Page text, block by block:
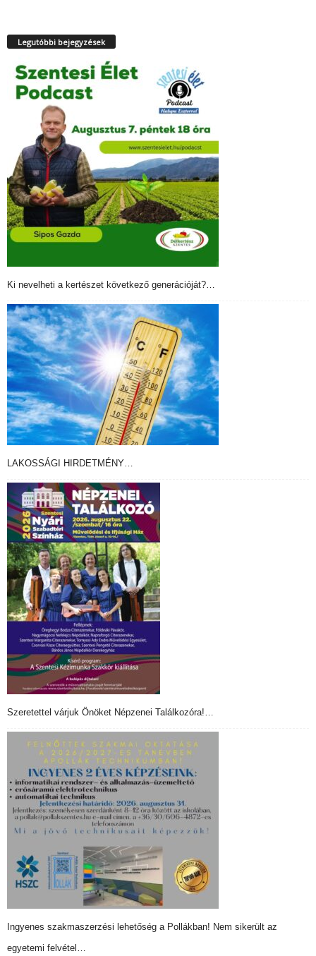
Legutóbbi bejegyzések
Ki nevelheti a kertészet következő generációját?…
LAKOSSÁGI HIRDETMÉNY…
Szeretettel várjuk Önöket Népzenei Találkozóra!…
Ingyenes szakmaszerzési lehetőség a Pollákban! Nem sikerült az
egyetemi felvétel…